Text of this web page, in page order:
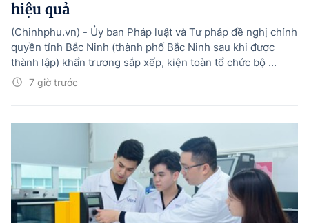
hiệu quả
7 giờ trước
(Chinhphu.vn) - Ủy ban Pháp luật và Tư pháp đề nghị chính
quyền tỉnh Bắc Ninh (thành phố Bắc Ninh sau khi được
thành lập) khẩn trương sắp xếp, kiện toàn tổ chức bộ ...